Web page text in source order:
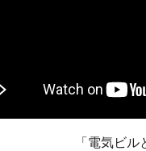
「電気ビル